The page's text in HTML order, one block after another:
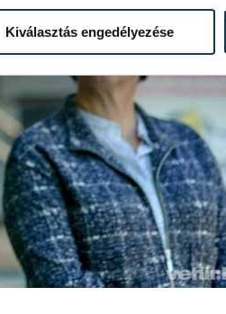
Kiválasztás engedélyezése